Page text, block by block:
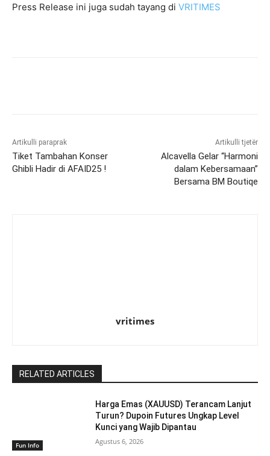
Press Release ini juga sudah tayang di VRITIMES
Artikulli paraprak
Tiket Tambahan Konser
Ghibli Hadir di AFAID25 !
Artikulli tjetër
Alcavella Gelar “Harmoni
dalam Kebersamaan”
Bersama BM Boutiqe
vritimes
RELATED ARTICLES
Fun Info
Harga Emas (XAUUSD) Terancam Lanjut
Turun? Dupoin Futures Ungkap Level
Kunci yang Wajib Dipantau
Agustus 6, 2026